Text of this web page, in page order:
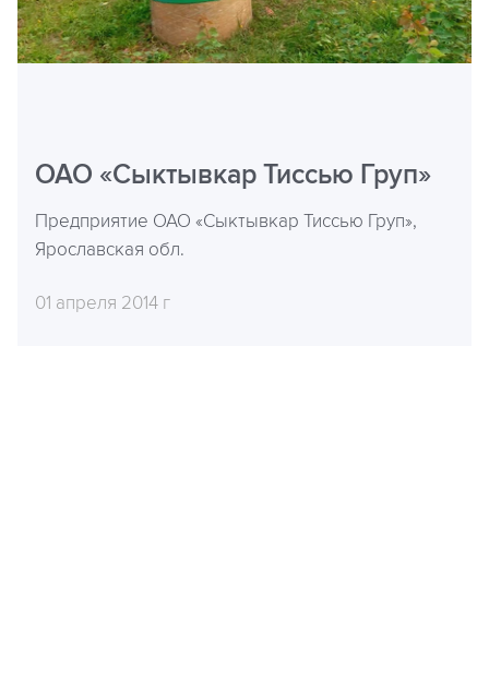
ОАО «Сыктывкар Тиссью Груп»
Предприятие ОАО «Сыктывкар Тиссью Груп»,
Ярославская обл.
01 апреля 2014 г